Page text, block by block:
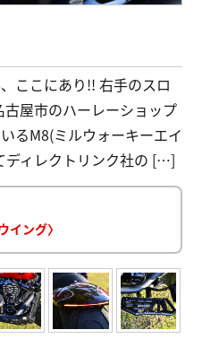
ここにあり!! 右手のスロ
屋市のハーレーショップ
るM8(ミルウォーキーエイ
ディレクトリンク社の […]
ング〉